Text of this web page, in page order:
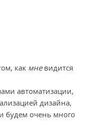
как мневидится
автоматизации,
дизайна,
и будем очень много